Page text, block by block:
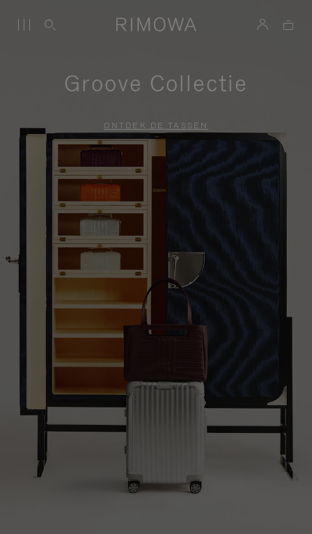
Groove Collectie
ONTDEK DE TASSEN